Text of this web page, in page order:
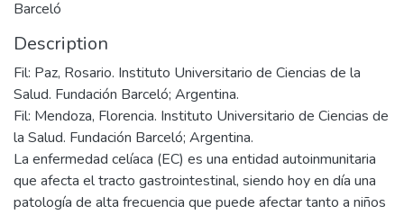
Barceló
Description
Fil: Paz, Rosario. Instituto Universitario de Ciencias de la
Salud. Fundación Barceló; Argentina.
Fil: Mendoza, Florencia. Instituto Universitario de Ciencias de
la Salud. Fundación Barceló; Argentina.
La enfermedad celíaca (EC) es una entidad autoinmunitaria
que afecta el tracto gastrointestinal, siendo hoy en día una
patología de alta frecuencia que puede afectar tanto a niños